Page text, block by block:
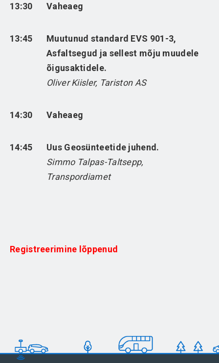
13:30 Vaheaeg
13:45
Muutunud standard EVS 901-3,
Asfaltsegud ja sellest mõju muudele
õigusaktidele.
Oliver Kiisler, Tariston AS
14:30 Vaheaeg
14:45
Uus Geosünteetide juhend.
Simmo Talpas-Taltsepp,
Transpordiamet
Registreerimine lõppenud